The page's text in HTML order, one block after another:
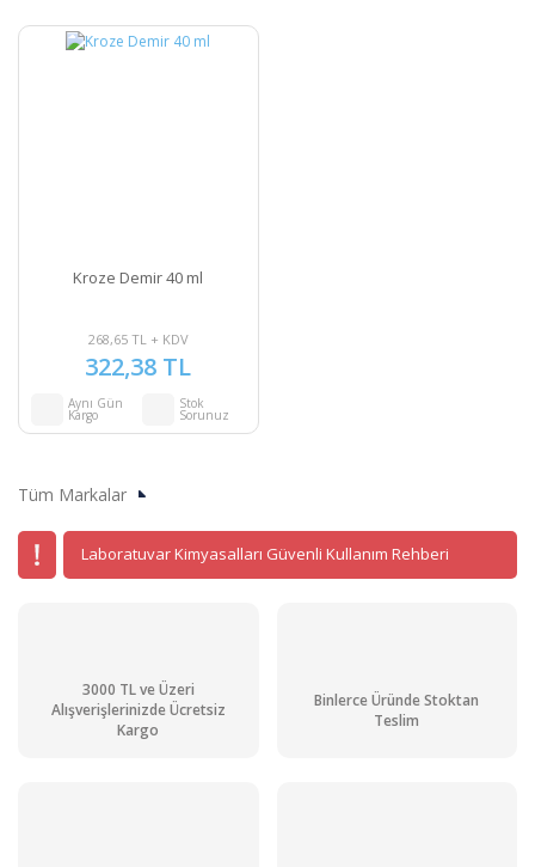
Kroze Demir 40 ml
268,65 TL + KDV
322,38 TL
Aynı Gün
Kargo
Stok
Sorunuz
Tüm Markalar
Laboratuvar Kimyasalları Güvenli Kullanım Rehberi
3000 TL ve Üzeri
Alışverişlerinizde Ücretsiz
Kargo
Binlerce Üründe Stoktan
Teslim